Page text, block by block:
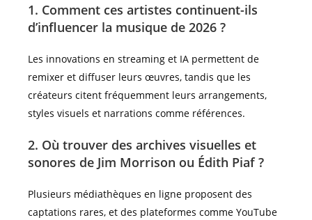
1. Comment ces artistes continuent-ils
d’influencer la musique de 2026 ?
Les innovations en streaming et IA permettent de
remixer et diffuser leurs œuvres, tandis que les
créateurs citent fréquemment leurs arrangements,
styles visuels et narrations comme références.
2. Où trouver des archives visuelles et
sonores de Jim Morrison ou Édith Piaf ?
Plusieurs médiathèques en ligne proposent des
captations rares, et des plateformes comme YouTube